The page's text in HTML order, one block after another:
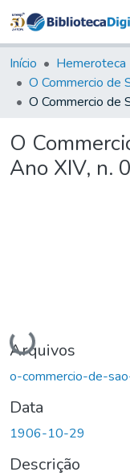
Início Hemeroteca
O Commercio de
O
Ano XIV, n.
Carregando...
Arquivos
o-commercio-de-
Data
1906-10-29
Descrição